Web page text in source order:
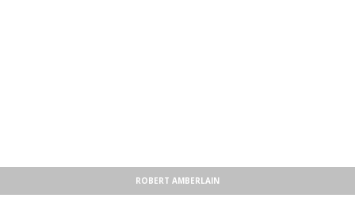
ROBERT AMBERLAIN